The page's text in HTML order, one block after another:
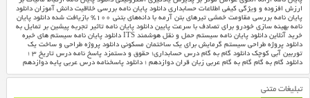
ارزش افزوده و ویژگی کیفی اطلاعات حسابداری دانلود پایان نامه بررسی خلاقیت دانش آموزان دانلود
پایان نامه بررسی مقاومت خمشی تیرهای بتن آرمه با دانه‌های بتنی ۱۰۰% بازیافت شده
دانلود پایان
نامه بهینه سازی خودرو برای تصادف با سرعت پایین دانلود پایان نامه تاثیر تجربه پیشین بر تمایل به
خرید آنلاین دانلود پایان نامه سیستم حمل و نقل هوشمند ITS
دانلود پایان نامه سیستم های خبره
دانلود پروژه طراحی سیستم گرمایش برای یک ساختمان مسکونی دانلود پروژه طراحی و ساخت یک
توربین آبی کوچک دانلود گام به گام درس حسابداری؛ حقوق و دستمزد
پاسخ نامه درس تاریخ ۳ ؛
دانلود گام به گام گام به گام عربی زبان قران دوازدهم ؛ دانلود پاسخنامه درس عربی پایه دوازدهم
تبلیغات متنی